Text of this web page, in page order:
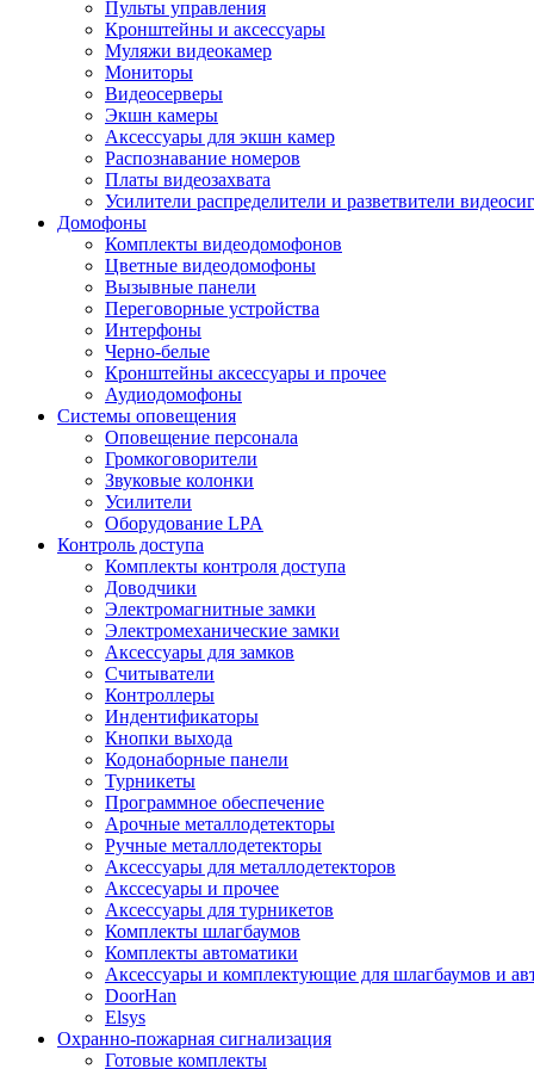
Пульты управления
Кронштейны и аксессуары
Муляжи видеокамер
Мониторы
Видеосерверы
Экшн камеры
Аксессуары для экшн камер
Распознавание номеров
Платы видеозахвата
Усилители распределители и разветвители
Домофоны
Комплекты видеодомофонов
Цветные видеодомофоны
Вызывные панели
Переговорные устройства
Интерфоны
Черно-белые
Кронштейны аксессуары и прочее
Аудиодомофоны
Системы оповещения
Оповещение персонала
Громкоговорители
Звуковые колонки
Усилители
Оборудование LPA
Контроль доступа
Комплекты контроля доступа
Доводчики
Электромагнитные замки
Электромеханические замки
Аксессуары для замков
Считыватели
Контроллеры
Индентификаторы
Кнопки выхода
Кодонаборные панели
Турникеты
Программное обеспечение
Арочные металлодетекторы
Ручные металлодетекторы
Аксессуары для металлодетекторов
Акссесуары и прочее
Аксессуары для турникетов
Комплекты шлагбаумов
Комплекты автоматики
Аксессуары и комплектующие для шлагбаумов и
DoorHan
Elsys
Охранно-пожарная сигнализация
Готовые комплекты